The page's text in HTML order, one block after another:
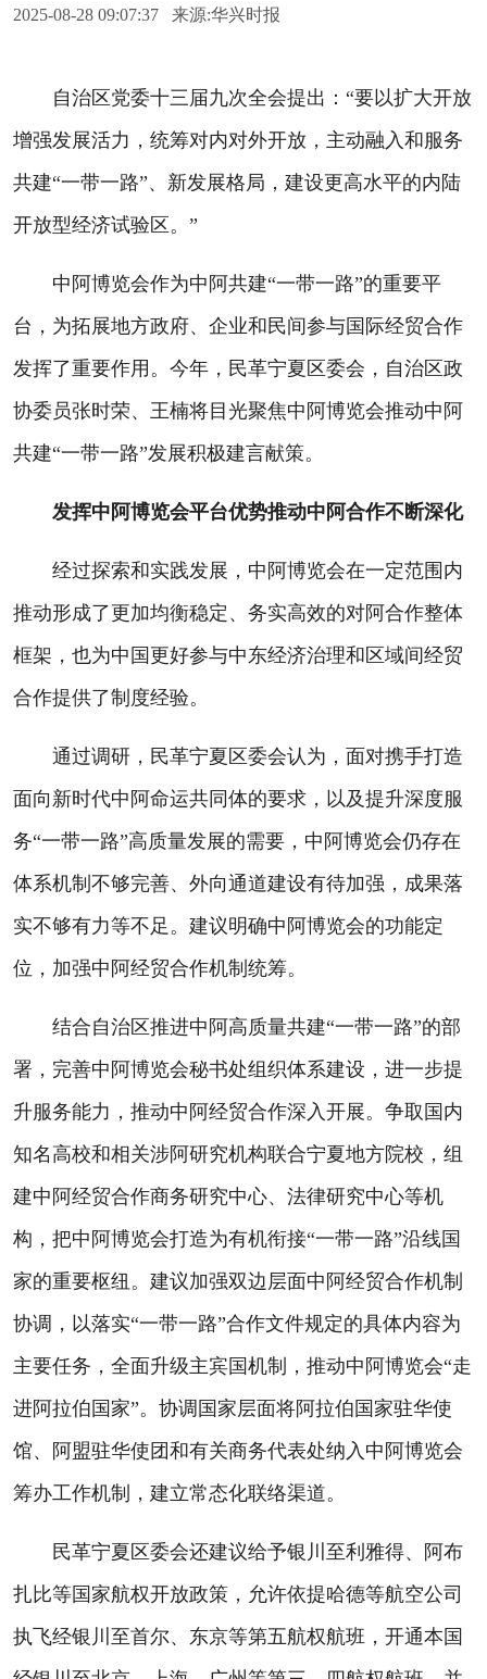
2025-08-28 09:07:37 来源:华兴时报
自治区党委十三届九次全会提出：“要以扩大开放
增强发展活力，统筹对内对外开放，主动融入和服务
共建“一带一路”、新发展格局，建设更高水平的内陆
开放型经济试验区。”
中阿博览会作为中阿共建“一带一路”的重要平
台，为拓展地方政府、企业和民间参与国际经贸合作
发挥了重要作用。今年，民革宁夏区委会，自治区政
协委员张时荣、王楠将目光聚焦中阿博览会推动中阿
共建“一带一路”发展积极建言献策。
发挥中阿博览会平台优势推动中阿合作不断深化
经过探索和实践发展，中阿博览会在一定范围内
推动形成了更加均衡稳定、务实高效的对阿合作整体
框架，也为中国更好参与中东经济治理和区域间经贸
合作提供了制度经验。
通过调研，民革宁夏区委会认为，面对携手打造
面向新时代中阿命运共同体的要求，以及提升深度服
务“一带一路”高质量发展的需要，中阿博览会仍存在
体系机制不够完善、外向通道建设有待加强，成果落
实不够有力等不足。建议明确中阿博览会的功能定
位，加强中阿经贸合作机制统筹。
结合自治区推进中阿高质量共建“一带一路”的部
署，完善中阿博览会秘书处组织体系建设，进一步提
升服务能力，推动中阿经贸合作深入开展。争取国内
知名高校和相关涉阿研究机构联合宁夏地方院校，组
建中阿经贸合作商务研究中心、法律研究中心等机
构，把中阿博览会打造为有机衔接“一带一路”沿线国
家的重要枢纽。建议加强双边层面中阿经贸合作机制
协调，以落实“一带一路”合作文件规定的具体内容为
主要任务，全面升级主宾国机制，推动中阿博览会“走
进阿拉伯国家”。协调国家层面将阿拉伯国家驻华使
馆、阿盟驻华使团和有关商务代表处纳入中阿博览会
筹办工作机制，建立常态化联络渠道。
民革宁夏区委会还建议给予银川至利雅得、阿布
扎比等国家航权开放政策，允许依提哈德等航空公司
执飞经银川至首尔、东京等第五航权航班，开通本国